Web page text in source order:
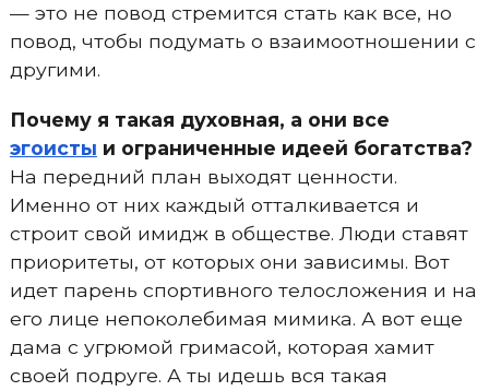
— это не повод стремится стать как все, но
повод, чтобы подумать о взаимоотношении с
другими.
Почему я такая духовная, а они все
эгоисты и ограниченные идеей богатства?
На передний план выходят ценности.
Именно от них каждый отталкивается и
строит свой имидж в обществе. Люди ставят
приоритеты, от которых они зависимы. Вот
идет парень спортивного телосложения и на
его лице непоколебимая мимика. А вот еще
дама с угрюмой гримасой, которая хамит
своей подруге. А ты идешь вся такая